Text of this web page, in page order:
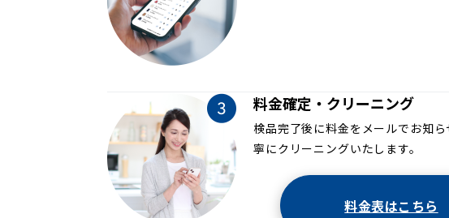
料金確定・クリーニング
検品完了後に料金をメールでお知
寧にクリーニングいたします。
料金表はこちら